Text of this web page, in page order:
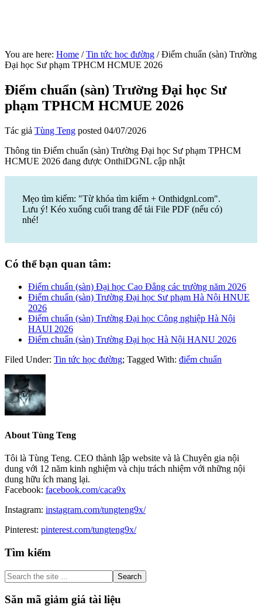
You are here: Home / Tin tức học đường /Điểm chuẩn (sàn) Trường
Đại học Sư phạm TPHCM HCMUE 2026
Điểm chuẩn (sàn) Trường Đại học Sư
phạm TPHCM HCMUE 2026
Tác giả Tùng Teng posted 04/07/2026
Thông tin Điểm chuẩn (sàn) Trường Đại học Sư phạm TPHCM
HCMUE 2026 đang được OnthiDGNL cập nhật
Mẹo tìm kiếm: "Từ khóa tìm kiếm + Onthidgnl.com".
Lưu ý! Kéo xuống cuối trang để tải File PDF (nếu có)
nhé!
Có thể bạn quan tâm:
Điểm chuẩn (sàn) Đại học Cao Đẳng các trường năm 2026
Điểm chuẩn (sàn) Trường Đại học Sư phạm Hà Nội HNUE
2026
Điểm chuẩn (sàn) Trường Đại học Công nghiệp Hà Nội
HAUI 2026
Điểm chuẩn (sàn) Trường Đại học Hà Nội HANU 2026
Filed Under: Tin tức học đường; Tagged With: điểm chuẩn
About Tùng Teng
Tôi là Tùng Teng. CEO thành lập website và là Chuyên gia nội
dung với 12 năm kinh nghiệm và chịu trách nhiệm với những nội
dung hữu ích mang lại.
Facebook: facebook.com/caca9x
Instagram: instagram.com/tungteng9x/
Pinterest: pinterest.com/tungteng9x/
Primary
Sidebar
Tìm kiếm
Search
the
site
...
Săn mã giảm giá tài liệu